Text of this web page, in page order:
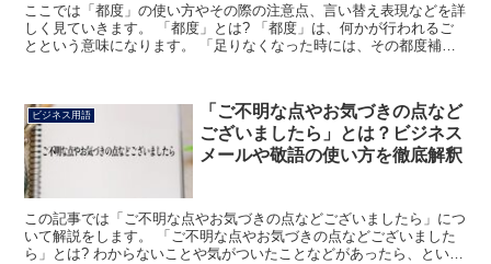
ここでは「都度」の使い方やその際の注意点、言い替え表現などを詳
しく見ていきます。 「都度」とは? 「都度」は、何かが行われるご
とという意味になります。 「足りなくなった時には、その都度補充
ビジネス用語
「ご不明な点やお気づきの点など
ございましたら」とは？ビジネス
メールや敬語の使い方を徹底解釈
この記事では「ご不明な点やお気づきの点などございましたら」につ
いて解説をします。 「ご不明な点やお気づきの点などございました
ら」とは? わからないことや気がついたことなどがあったら、という